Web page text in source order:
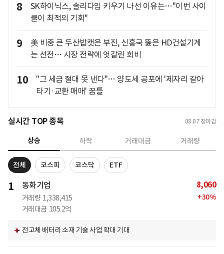
8
SK하이닉스, 솔리다임 키우기 나선 이유는…"이번 사이
클이 최적의 기회"
9
美 비중 큰 두산밥캣은 부진, 신흥국 뚫은 HD건설기계
는 선전… 시장 전략에 엇갈린 희비
10
"그 세금 절대 못 낸다"… 양도세 공포에 '제자리 갈아
타기·교환 매매' 꿈틀
실시간 TOP 종목 08.07 장마감
상승 하락 거래대금 거래량
전체 코스피 코스닥 ETF
1 동화기업
거래량 1,338,415
거래대금 105.2억
8,060
+30%
전고체 배터리 소재 기술 사업 확대 기대